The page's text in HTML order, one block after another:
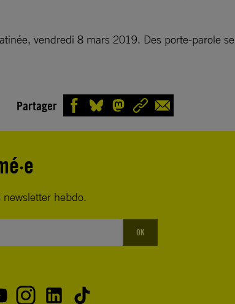
vendredi 8 mars 2019. Des porte-parole
Partager
hebdo.
OK